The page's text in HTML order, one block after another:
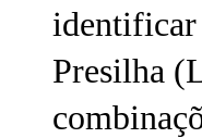
identificar
Presilha